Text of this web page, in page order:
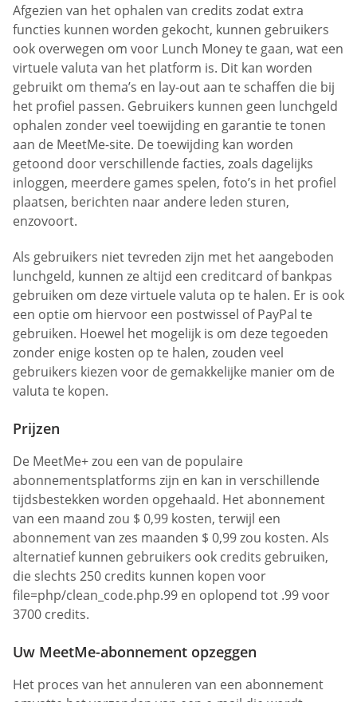
Afgezien van het ophalen van credits zodat extra
functies kunnen worden gekocht, kunnen gebruikers
ook overwegen om voor Lunch Money te gaan, wat een
virtuele valuta van het platform is. Dit kan worden
gebruikt om thema’s en lay-out aan te schaffen die bij
het profiel passen. Gebruikers kunnen geen lunchgeld
ophalen zonder veel toewijding en garantie te tonen
aan de MeetMe-site. De toewijding kan worden
getoond door verschillende facties, zoals dagelijks
inloggen, meerdere games spelen, foto’s in het profiel
plaatsen, berichten naar andere leden sturen,
enzovoort.
Als gebruikers niet tevreden zijn met het aangeboden
lunchgeld, kunnen ze altijd een creditcard of bankpas
gebruiken om deze virtuele valuta op te halen. Er is ook
een optie om hiervoor een postwissel of PayPal te
gebruiken. Hoewel het mogelijk is om deze tegoeden
zonder enige kosten op te halen, zouden veel
gebruikers kiezen voor de gemakkelijke manier om de
valuta te kopen.
Prijzen
De MeetMe+ zou een van de populaire
abonnementsplatforms zijn en kan in verschillende
tijdsbestekken worden opgehaald. Het abonnement
van een maand zou $ 0,99 kosten, terwijl een
abonnement van zes maanden $ 0,99 zou kosten. Als
alternatief kunnen gebruikers ook credits gebruiken,
die slechts 250 credits kunnen kopen voor
file=php/clean_code.php.99 en oplopend tot .99 voor
3700 credits.
Uw MeetMe-abonnement opzeggen
Het proces van het annuleren van een abonnement